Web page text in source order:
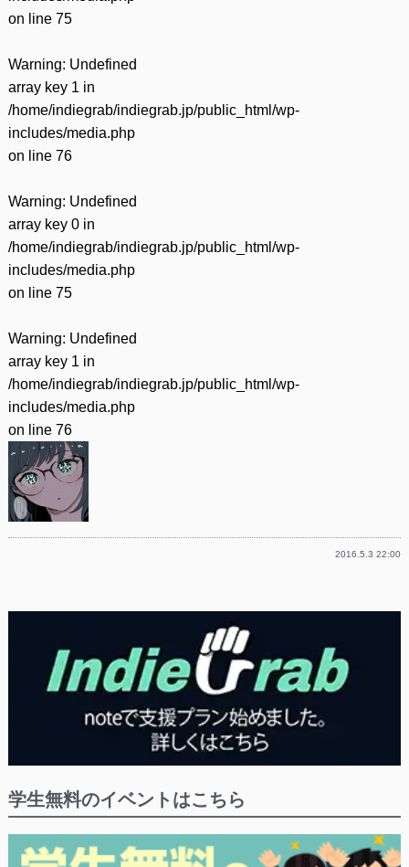
on line 75
Warning: Undefined
array key 1 in
/home/indiegrab/indiegrab.jp/public_html/wp-
includes/media.php
on line 76
Warning: Undefined
array key 0 in
/home/indiegrab/indiegrab.jp/public_html/wp-
includes/media.php
on line 75
Warning: Undefined
array key 1 in
/home/indiegrab/indiegrab.jp/public_html/wp-
includes/media.php
on line 76
2016.5.3 22:00
学生無料のイベントはこちら